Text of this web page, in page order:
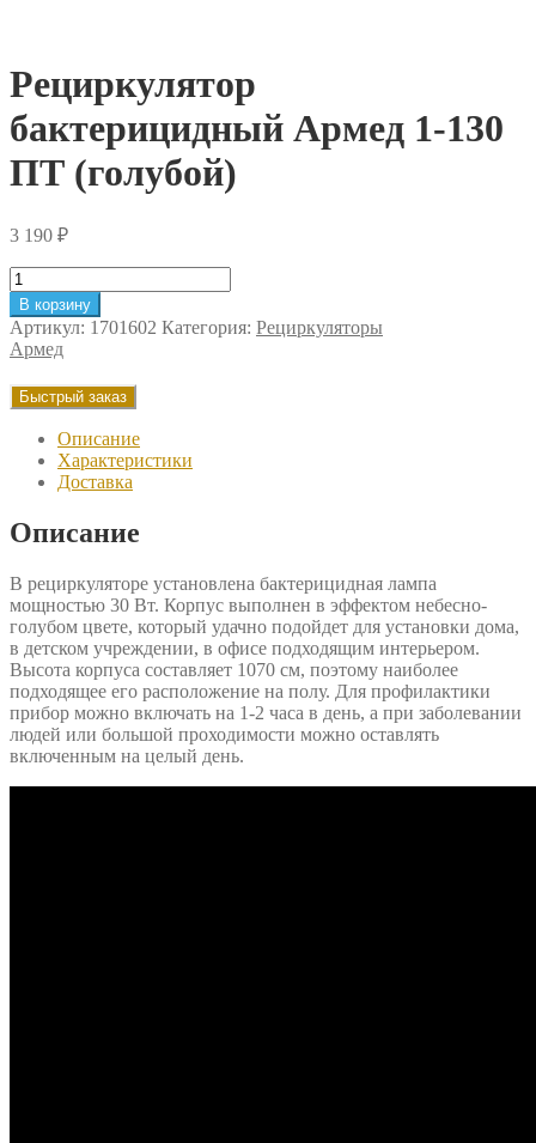
Рециркулятор
бактерицидный Армед 1-130
ПТ (голубой)
3 190 ₽
Количество
товара
Рециркулятор
бактерицидный
Армед
1-
130
(голубой)
В корзину
Артикул: 1701602 Категория: Рециркуляторы
Армед
Быстрый заказ
Описание
Характеристики
Доставка
Описание
В рециркуляторе установлена бактерицидная лампа
мощностью 30 Вт. Корпус выполнен в эффектом небесно-
голубом цвете, который удачно подойдет для установки дома,
в детском учреждении, в офисе подходящим интерьером.
Высота корпуса составляет 1070 см, поэтому наиболее
подходящее его расположение на полу. Для профилактики
прибор можно включать на 1-2 часа в день, а при заболевании
людей или большой проходимости можно оставлять
включенным на целый день.